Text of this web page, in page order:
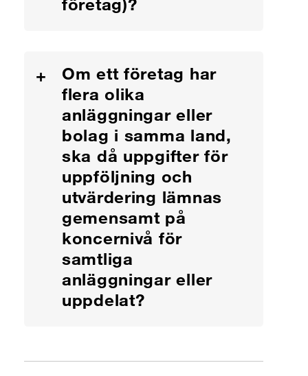
+
Om ett företag har
flera olika
anläggningar eller
bolag i samma land,
ska då uppgifter för
uppföljning och
utvärdering lämnas
gemensamt på
koncernivå för
samtliga
anläggningar eller
uppdelat?